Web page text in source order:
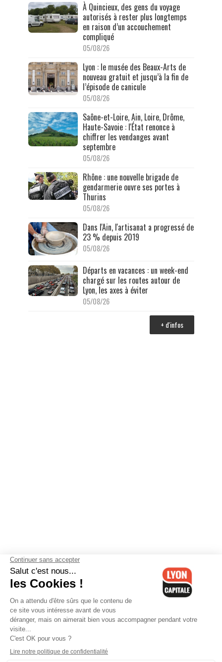
À Quincieux, des gens du voyage
autorisés à rester plus longtemps
en raison d’un accouchement
compliqué
05/08/26
Lyon : le musée des Beaux-Arts de
nouveau gratuit et jusqu’à la fin de
l’épisode de canicule
05/08/26
Saône-et-Loire, Ain, Loire, Drôme,
Haute-Savoie : l'État renonce à
chiffrer les vendanges avant
septembre
05/08/26
Rhône : une nouvelle brigade de
gendarmerie ouvre ses portes à
Thurins
05/08/26
Dans l'Ain, l'artisanat a progressé de
23 % depuis 2019
05/08/26
Départs en vacances : un week-end
chargé sur les routes autour de
Lyon, les axes à éviter
05/08/26
+ d'infos